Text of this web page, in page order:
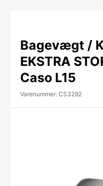
Bagevægt /
EKSTRA
Caso L15
Varenummer: CS3292